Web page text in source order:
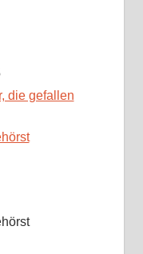
die gefallen